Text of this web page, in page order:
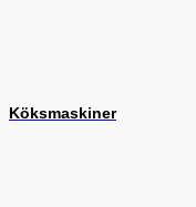
Köksmaskiner